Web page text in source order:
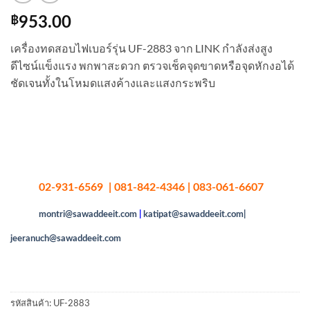
฿953.00
เครื่องทดสอบไฟเบอร์รุ่น UF-2883 จาก LINK กำลังส่งสูง
ดีไซน์แข็งแรง พกพาสะดวก ตรวจเช็คจุดขาดหรือจุดหักงอได้
ชัดเจนทั้งในโหมดแสงค้างและแสงกระพริบ
02-931-6569 | 081-842-4346 | 083-061-6607
montri@sawaddeeit.com katipat@sawaddeeit.com|
jeeranuch@sawaddeeit.com
รหัสสินค้า: UF-2883